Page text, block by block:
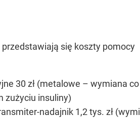
przedstawiają się koszty pomocy
30 zł (metalowe – wymiana co
zużyciu insuliny)
nadajnik 1,2 tys. zł